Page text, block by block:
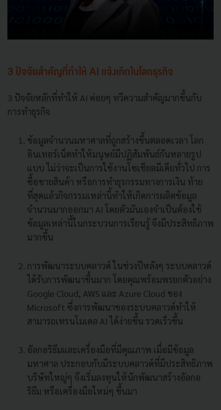
3 ปัจจัยสำคัญที่ทำให้ AI แจ้งเกิดในโลกธุรกิจ
3 ปัจจัยหลักที่ทำให้ AI ค่อยๆ ทวีความสำคัญมากขึ้นกับ
การทำธุรกิจ
ข้อมูลจำนวนมหาศาลที่ถูกสร้างขึ้นตลอดเวลา โลก
อินเทอร์เน็ตทำให้มนุษย์มีปฏิสัมพันธ์กันหลายรูป
แบบ ไม่ว่าจะเป็นการใช้งานโซเชียลมีเดียทั่วไป การ
ซื้อขายสินค้า หรือการทำธุรกรรมทางการเงิน ท้าย
ที่สุดแล้วกิจกรรมเหล่านี้ทำให้เกิดการผลิตข้อมูล
จำนวนมากออกมา AI โดยตัวมันเองจำเป็นต้องใช้
ข้อมูลเหล่านี้ในกระบวนการเรียนรู้ จึงมีประสิทธิภาพ
มากขึ้น
การพัฒนาระบบคลาวด์ ในช่วงปีหลังๆ ระบบคลาวด์
ได้รับการพัฒนาขึ้นมาก โดยคุณพร้อมพรยกตัวอย่าง
Google Cloud, AWS และ Azure Cloud ของ
Microsoft ซึ่งการพัฒนาของระบบคลาวด์ทำให้
สามารถเทรนโมเดล AI ได้ง่ายขึ้น รวดเร็วขึ้น
อัลกอริธึมและเครื่องมือที่มีคุณภาพ เมื่อมีข้อมูล
มหาศาล ประกอบกับมีระบบคลาวด์ที่มีประสิทธิภาพ
บริษัทใหญ่ๆ จึงเริ่มลงทุนให้นักพัฒนาสร้างอัลกอ
ริธึม หรือเครื่องมือใหม่ๆ ขึ้นมา